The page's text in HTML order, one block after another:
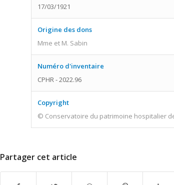
17/03/1921
Origine des dons
Mme et M. Sabin
Numéro d'inventaire
CPHR - 2022.96
Copyright
© Conservatoire du patrimoine hospitalier
Partager cet article